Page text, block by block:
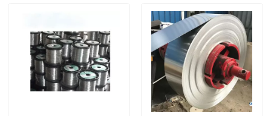
Material Inconel 625
Incoloy 800-Material